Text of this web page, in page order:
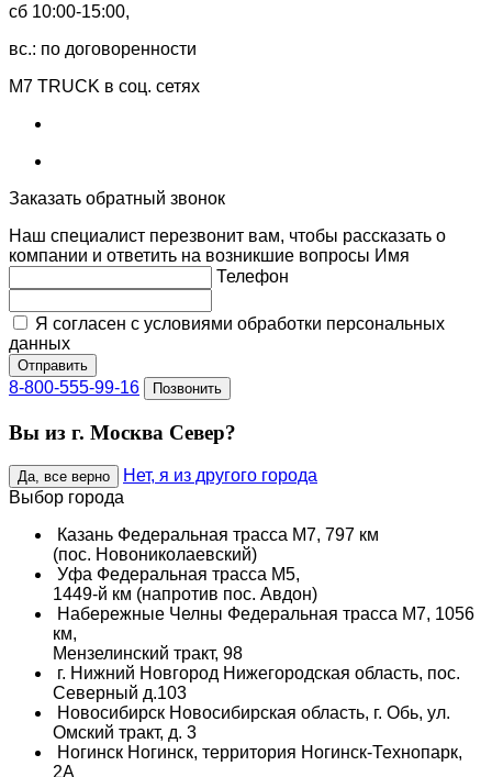
сб 10:00-15:00,
вс.: по договоренности
M7 TRUCK в соц. сетях
Заказать обратный звонок
Наш специалист перезвонит вам, чтобы рассказать о
компании и ответить на возникшие вопросы Имя
Телефон
Я согласен с условиями обработки персональных
данных
Отправить
8-800-555-99-16 Позвонить
Вы из г. Москва Север?
Да, все верно
Нет, я из другого города
Выбор города
Казань Федеральная трасса М7, 797 км
(пос. Новониколаевский)
Уфа Федеральная трасса М5,
1449-й км (напротив пос. Авдон)
Набережные Челны Федеральная трасса М7, 1056
км,
Мензелинский тракт, 98
г. Нижний Новгород Нижегородская область, пос.
Северный д.103
Новосибирск Новосибирская область, г. Обь, ул.
Омский тракт, д. 3
Ногинск Ногинск, территория Ногинск-Технопарк,
2А